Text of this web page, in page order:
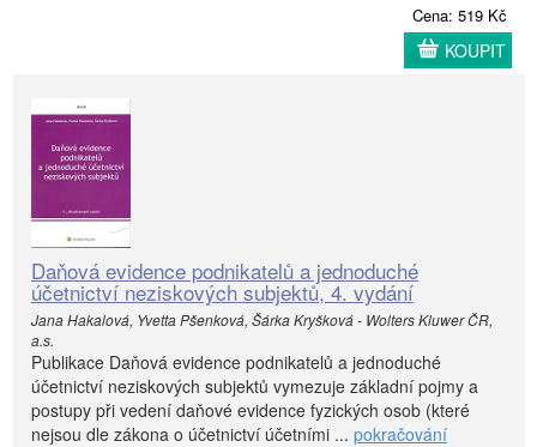
Cena: 519 Kč
KOUPIT
Daňová evidence podnikatelů a jednoduché
účetnictví neziskových subjektů, 4. vydání
Jana Hakalová, Yvetta Pšenková, Šárka Kryšková - Wolters Kluwer ČR,
a.s.
Publikace Daňová evidence podnikatelů a jednoduché
účetnictví neziskových subjektů vymezuje základní pojmy a
postupy při vedení daňové evidence fyzických osob (které
nejsou dle zákona o účetnictví účetními ... pokračování